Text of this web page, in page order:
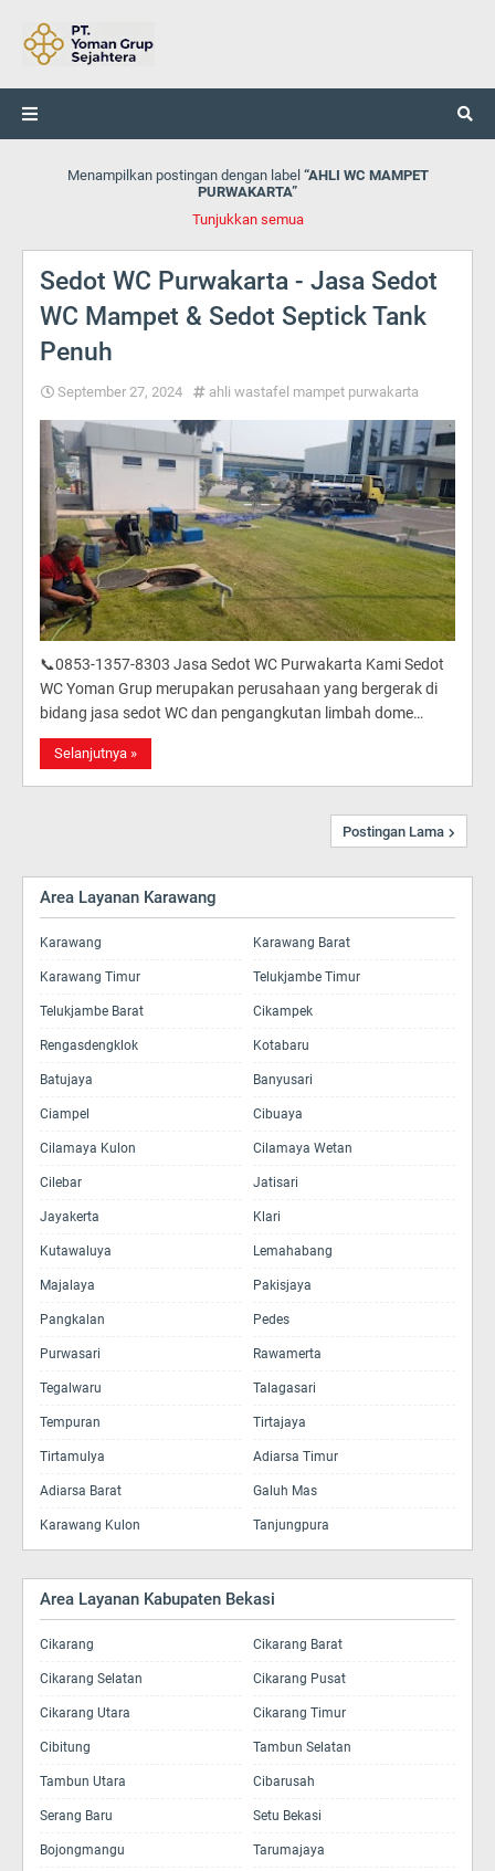
Menampilkan postingan dengan label
AHLI WC MAMPET
PURWAKARTA
Tunjukkan semua
Sedot WC Purwakarta - Jasa Sedot
WC Mampet & Sedot Septick Tank
Penuh
September 27, 2024 ahli wastafel mampet purwakarta
📞0853-1357-8303 Jasa Sedot WC Purwakarta Kami Sedot
WC Yoman Grup merupakan perusahaan yang bergerak di
bidang jasa sedot WC dan pengangkutan limbah dome…
Selanjutnya »
Postingan Lama
Area Layanan Karawang
Karawang Karawang Barat
Karawang Timur Telukjambe Timur
Telukjambe Barat Cikampek
Rengasdengklok Kotabaru
Batujaya Banyusari
Ciampel Cibuaya
Cilamaya Kulon Cilamaya Wetan
Cilebar Jatisari
Jayakerta Klari
Kutawaluya Lemahabang
Majalaya Pakisjaya
Pangkalan Pedes
Purwasari Rawamerta
Tegalwaru Talagasari
Tempuran Tirtajaya
Tirtamulya Adiarsa Timur
Adiarsa Barat Galuh Mas
Karawang Kulon Tanjungpura
Area Layanan Kabupaten Bekasi
Cikarang Cikarang Barat
Cikarang Selatan Cikarang Pusat
Cikarang Utara Cikarang Timur
Cibitung Tambun Selatan
Tambun Utara Cibarusah
Serang Baru Setu Bekasi
Bojongmangu Tarumajaya